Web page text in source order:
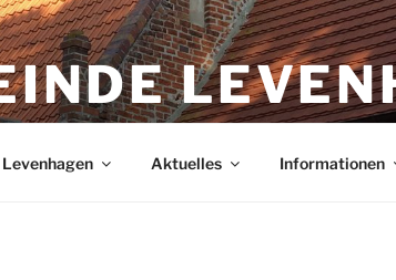
Aktuelles Informationen